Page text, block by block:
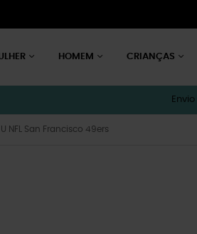
HOMEM CRIANÇAS
Envio
NFL San Francisco 49ers